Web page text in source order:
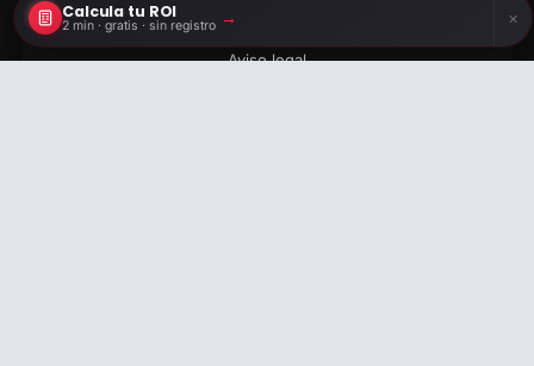
Calcula tu ROI
2 min · gratis · sin registro → ×
Aviso legal